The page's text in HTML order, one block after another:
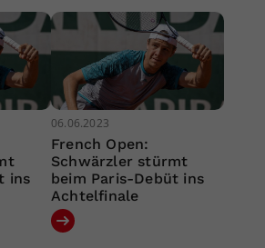
ins
06.06.2023
French Open:
Schwärzler stürmt
beim Paris-Debüt ins
Achtelfinale